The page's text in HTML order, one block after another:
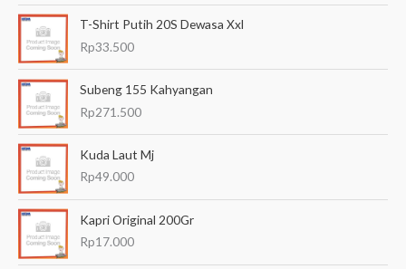
a
u
n
u
T-Shirt Putih 20S Dewasa Xxl
Rp33.500
Subeng 155 Kahyangan
Rp271.500
Kuda Laut Mj
Rp49.000
Kapri Original 200Gr
Rp17.000